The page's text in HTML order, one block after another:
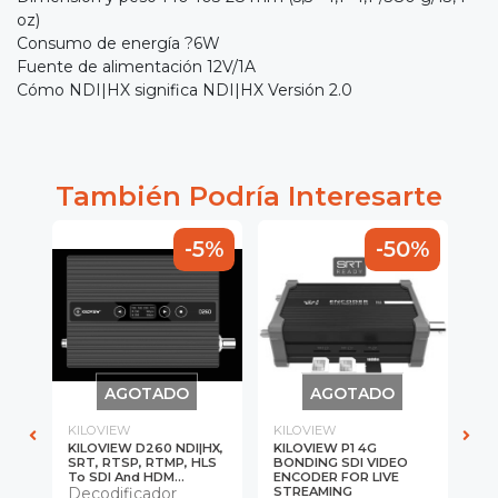
oz)
Consumo de energía ?6W
Fuente de alimentación 12V/1A
Cómo NDI|HX significa NDI|HX Versión 2.0
También Podría Interesarte
-5%
AGOTADO
KILOVIEW
KILOVIEW D260 NDI|HX,
SRT, RTSP, RTMP, HLS
To SDI And HDM...
Decodificador
-50%
AGOTADO
KILOVIEW
KILOVIEW P1 4G
BONDING SDI VIDEO
ENCODER FOR LIVE
STREAMING